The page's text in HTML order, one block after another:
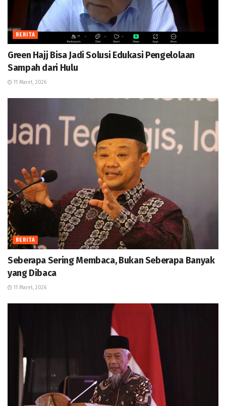
BERITA
Green Hajj Bisa Jadi Solusi Edukasi Pengelolaan
Sampah dari Hulu
11 Maret, 2026
BERITA
Seberapa Sering Membaca, Bukan Seberapa Banyak
yang Dibaca
11 Maret, 2026